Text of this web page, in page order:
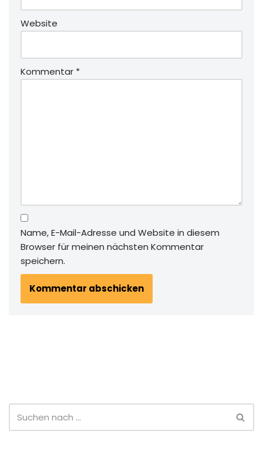
Website
Kommentar *
Name, E-Mail-Adresse und Website in diesem
Browser für meinen nächsten Kommentar
speichern.